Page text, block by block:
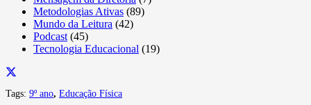
Metodologias Ativas (89)
Mundo da Leitura (42)
Podcast (45)
Tecnologia Educacional (19)
Tags: 9º ano, Educação Física